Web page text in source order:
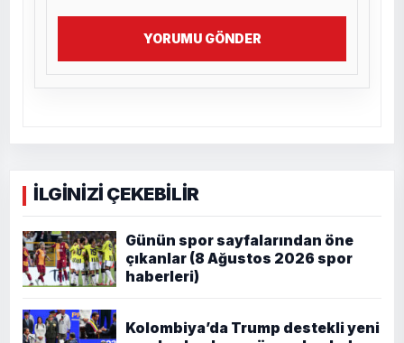
YORUMU GÖNDER
İLGİNİZİ ÇEKEBİLİR
Günün spor sayfalarından öne
çıkanlar (8 Ağustos 2026 spor
haberleri)
Kolombiya’da Trump destekli yeni